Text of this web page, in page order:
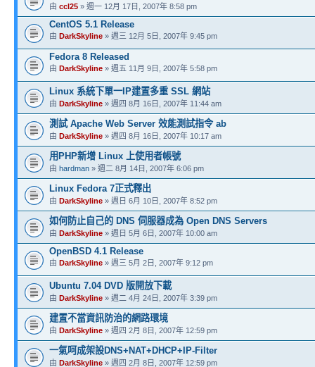
由 ccl25 » 週一 12月 17日, 2007年 8:58 pm
CentOS 5.1 Release
由 DarkSkyline » 週三 12月 5日, 2007年 9:45 pm
Fedora 8 Released
由 DarkSkyline » 週五 11月 9日, 2007年 5:58 pm
Linux 系統下單一IP建置多重 SSL 網站
由 DarkSkyline » 週四 8月 16日, 2007年 11:44 am
測試 Apache Web Server 效能測試指令 ab
由 DarkSkyline » 週四 8月 16日, 2007年 10:17 am
用PHP新增 Linux 上使用者帳號
由 hardman » 週二 8月 14日, 2007年 6:06 pm
Linux Fedora 7正式釋出
由 DarkSkyline » 週日 6月 10日, 2007年 8:52 pm
如何防止自己的 DNS 伺服器成為 Open DNS Servers
由 DarkSkyline » 週日 5月 6日, 2007年 10:00 am
OpenBSD 4.1 Release
由 DarkSkyline » 週三 5月 2日, 2007年 9:12 pm
Ubuntu 7.04 DVD 版開放下載
由 DarkSkyline » 週二 4月 24日, 2007年 3:39 pm
建置不當資訊防治的網路環境
由 DarkSkyline » 週四 2月 8日, 2007年 12:59 pm
一氣呵成架設DNS+NAT+DHCP+IP-Filter
由 DarkSkyline » 週四 2月 8日, 2007年 12:59 pm